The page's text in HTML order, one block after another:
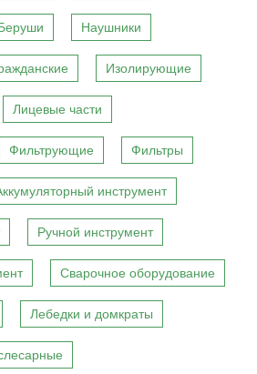
Наушники
Изолирующие
Лицевые части
Фильтрующие Фильтры
инструмент
Ручной инструмент
Сварочное оборудование
Лебедки и домкраты